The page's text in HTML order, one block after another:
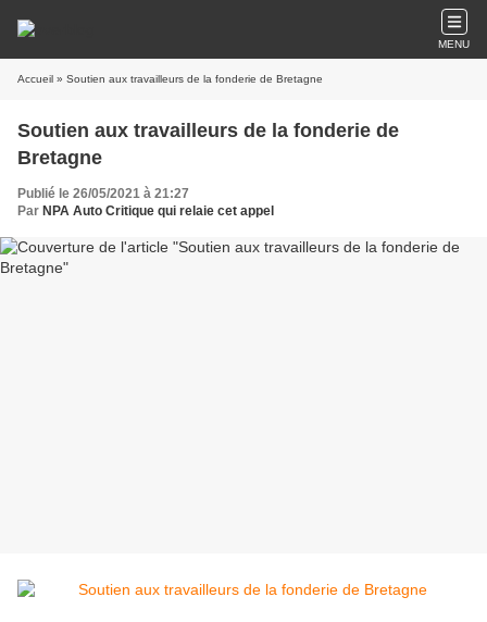
MENU
Accueil » Soutien aux travailleurs de la fonderie de Bretagne
Soutien aux travailleurs de la fonderie de
Bretagne
Publié le 26/05/2021 à 21:27
Par NPA Auto Critique qui relaie cet appel